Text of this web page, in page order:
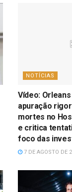
NOTÍCIAS
Vídeo:
apuração
mortes no
e critica
foco das
7 DE AGOSTO DE